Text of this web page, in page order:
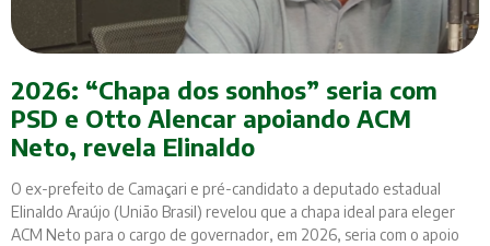
2026: “Chapa dos sonhos” seria com
PSD e Otto Alencar apoiando ACM
Neto, revela Elinaldo
O ex-prefeito de Camaçari e pré-candidato a deputado estadual
Elinaldo Araújo (União Brasil) revelou que a chapa ideal para eleger
ACM Neto para o cargo de governador, em 2026, seria com o apoio